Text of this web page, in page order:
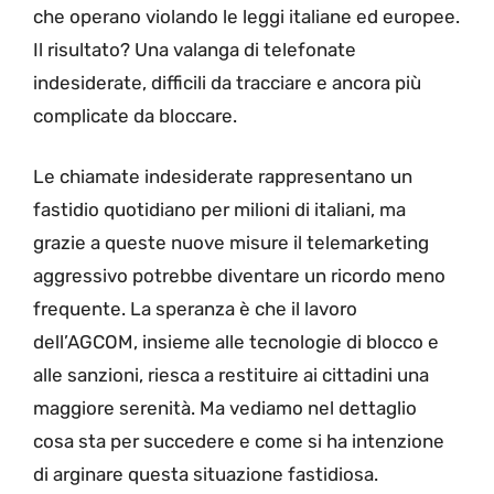
che operano violando le leggi italiane ed europee.
Il risultato? Una valanga di telefonate
indesiderate, difficili da tracciare e ancora più
complicate da bloccare.
Le chiamate indesiderate rappresentano un
fastidio quotidiano per milioni di italiani, ma
grazie a queste nuove misure il telemarketing
aggressivo potrebbe diventare un ricordo meno
frequente. La speranza è che il lavoro
dell’AGCOM, insieme alle tecnologie di blocco e
alle sanzioni, riesca a restituire ai cittadini una
maggiore serenità. Ma vediamo nel dettaglio
cosa sta per succedere e come si ha intenzione
di arginare questa situazione fastidiosa.